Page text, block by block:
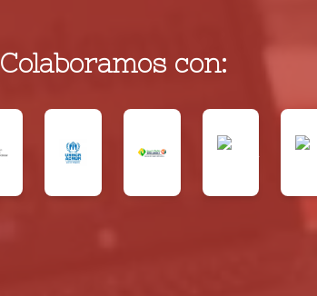
Colaboramos con: